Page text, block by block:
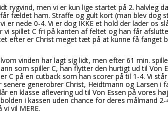
rygvind, men vi er kun lige startet på 2. halvleg
fældet ham. Straffe og gult kort (man blev dog
nede 0-4. Vi er dog IKKE et hold der lader os
spillet C fri på kanten af feltet og han får
efter er Christ meget tæt på at kunne få fanget
vinden har lagt sig lidt, men efter 61 min.
som spiller C, han flytter den hurtigt ud til Von
C på en cutback som han scorer på til 1-4. Vi
generobrer Christ, Heidtmann og Larsen i
en klasse aflevering ud til Von Essen på vores
i kassen uden chance for deres målmand 2-
vil MERE.